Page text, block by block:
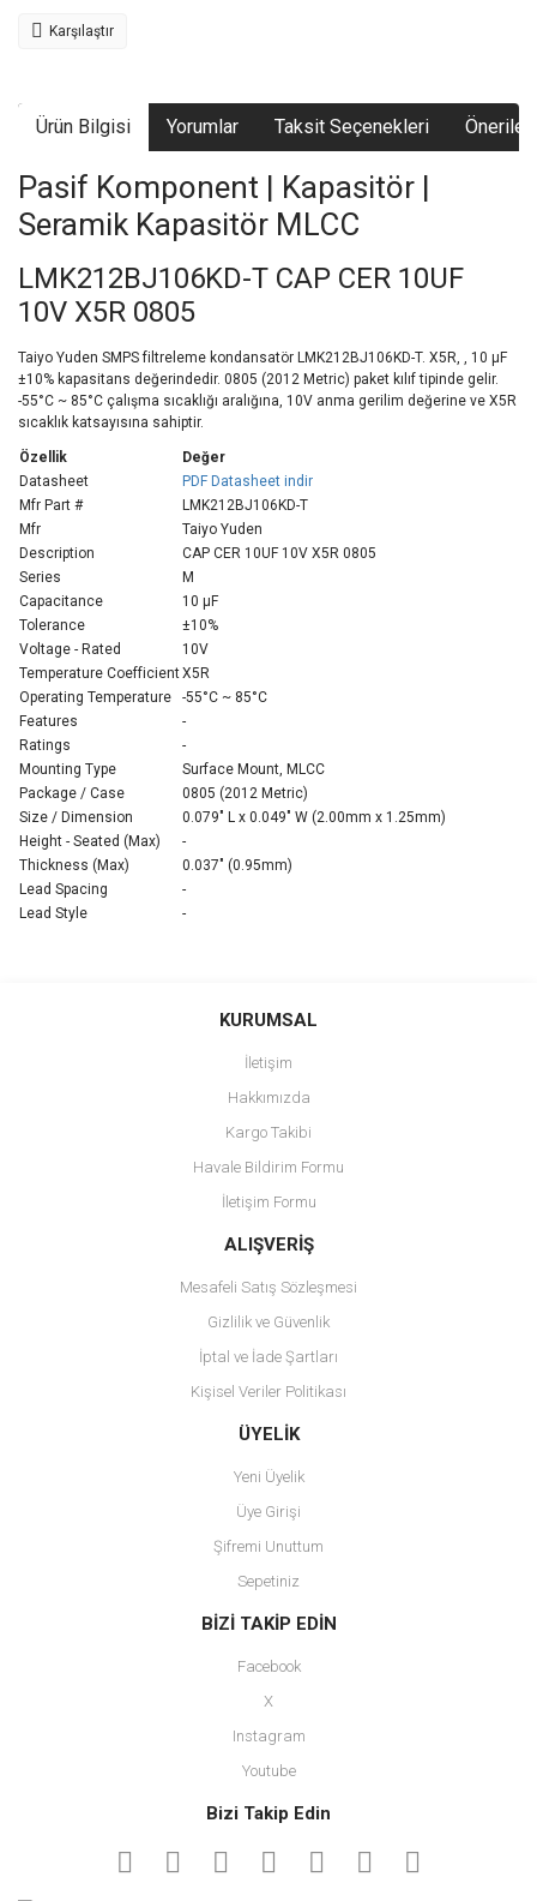
Karşılaştır
Ürün Bilgisi Yorumlar Taksit Seçenekleri
Pasif Komponent | Kapasitör |
Seramik Kapasitör MLCC
LMK212BJ106KD-T CAP CER 10UF
10V X5R 0805
Taiyo Yuden SMPS filtreleme kondansatör LMK212BJ106KD-T. X5R, , 10 µF
±10% kapasitans değerindedir. 0805 (2012 Metric) paket kılıf tipinde gelir.
-55°C ~ 85°C çalışma sıcaklığı aralığına, 10V anma gerilim değerine ve X5R
sıcaklık katsayısına sahiptir.
Özellik
Değer
Datasheet
PDF Datasheet indir
Mfr Part #
LMK212BJ106KD-T
Mfr
Taiyo Yuden
Description
CAP CER 10UF 10V X5R 0805
Series
M
Capacitance
10 µF
Tolerance
±10%
Voltage - Rated
10V
Temperature CoefficientX5R
Operating Temperature
-55°C ~ 85°C
Features
-
Ratings
-
Mounting Type
Surface Mount, MLCC
Package / Case
0805 (2012 Metric)
Size / Dimension
0.079" L x 0.049" W (2.00mm x 1.25mm)
Height - Seated (Max)
-
Thickness (Max)
0.037" (0.95mm)
Lead Spacing
-
Lead Style
-
Bu ürüne ilk yorumu siz yapın!
Ürün resmi kalitesiz, bozuk veya görüntülenemiyor.
Ürün açıklamasında eksik bilgiler bulunuyor.
Ürün bilgilerinde hatalar bulunuyor.
Ürün fiyatı diğer sitelerden daha pahalı.
Bu ürüne benzer farklı alternatifler olmalı.
Gönder
KURUMSAL
İletişim
Hakkımızda
Kargo Takibi
Havale Bildirim Formu
İletişim Formu
ALIŞVERİŞ
Mesafeli Satış Sözleşmesi
Gizlilik ve Güvenlik
İptal ve İade Şartları
Kişisel Veriler Politikası
ÜYELİK
Yeni Üyelik
Üye Girişi
Şifremi Unuttum
Sepetiniz
BİZİ TAKİP EDİN
Facebook
X
Instagram
Youtube
Bizi Takip Edin